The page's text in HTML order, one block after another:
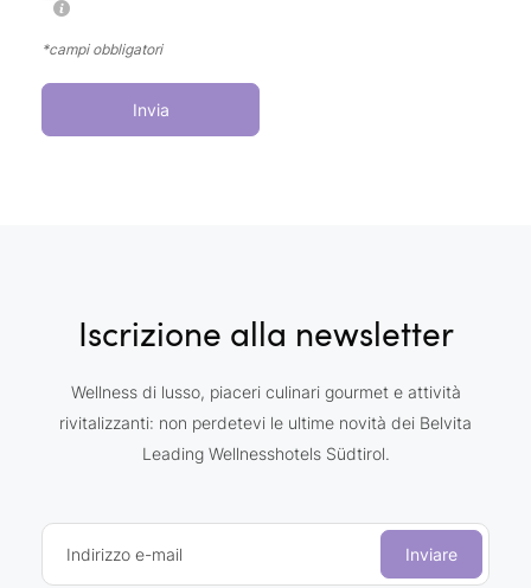
*campi obbligatori
Invia
Iscrizione alla newsletter
Wellness di lusso, piaceri culinari gourmet e attività
rivitalizzanti: non perdetevi le ultime novità dei Belvita
Leading Wellnesshotels Südtirol.
Indirizzo e-mail Inviare